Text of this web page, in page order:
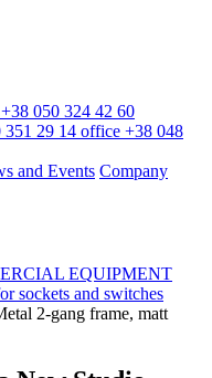
050 324 42 60
29 14 office +38 048
and Events Company
EQUIPMENT
sockets and switches
2-gang frame, matt